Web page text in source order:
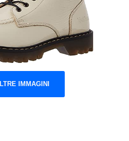
IMMAGINI